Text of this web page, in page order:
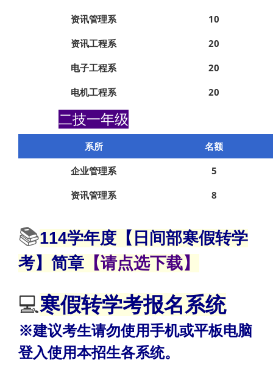
资讯管理系
10
资讯工程系
20
电子工程系
20
电机工程系
20
二技一年级
系所
名额
企业管理系
5
资讯管理系
8
📚114学年度【日间部寒假转学
考】简章 【请点选下载】
💻寒假转学考报名系统
※建议考生请勿使用手机或平板电脑
登入使用本招生各系统。